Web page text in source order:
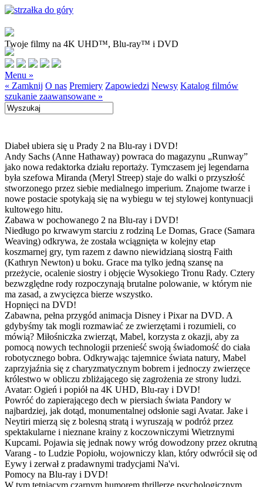
Twoje filmy na 4K UHD™, Blu-ray™ i DVD
Menu »
« Zamknij O nas Premiery Zapowiedzi Newsy Katalog filmów
szukanie zaawansowane »
Diabeł ubiera się u Prady 2 na Blu-ray i DVD!
Andy Sachs (Anne Hathaway) powraca do magazynu „Runway”
jako nowa redaktorka działu reportaży. Tymczasem jej legendarna
była szefowa Miranda (Meryl Streep) staje do walki o przyszłość
stworzonego przez siebie medialnego imperium. Znajome twarze i
nowe postacie spotykają się na wybiegu w tej stylowej kontynuacji
kultowego hitu.
Zabawa w pochowanego 2 na Blu-ray i DVD!
Niedługo po krwawym starciu z rodziną Le Domas, Grace (Samara
Weaving) odkrywa, że została wciągnięta w kolejny etap
koszmarnej gry, tym razem z dawno niewidzianą siostrą Faith
(Kathryn Newton) u boku. Grace ma tylko jedną szansę na
przeżycie, ocalenie siostry i objęcie Wysokiego Tronu Rady. Cztery
bezwzględne rody rozpoczynają brutalne polowanie, w którym nie
ma zasad, a zwycięzca bierze wszystko.
Hopnięci na DVD!
Zabawna, pełna przygód animacja Disney i Pixar na DVD. A
gdybyśmy tak mogli rozmawiać ze zwierzętami i rozumieli, co
mówią? Miłośniczka zwierząt, Mabel, korzysta z okazji, aby za
pomocą nowych technologii przenieść swoją świadomość do ciała
robotycznego bobra. Odkrywając tajemnice świata natury, Mabel
zaprzyjaźnia się z charyzmatycznym bobrem i jednoczy zwierzęce
królestwo w obliczu zbliżającego się zagrożenia ze strony ludzi.
Avatar: Ogień i popiół na 4K UHD, Blu-ray i DVD!
Powróć do zapierającego dech w piersiach świata Pandory w
najbardziej, jak dotąd, monumentalnej odsłonie sagi Avatar. Jake i
Neytiri mierzą się z bolesną stratą i wyruszają w podróż przez
spektakularne i nieznane krainy z koczowniczymi Wietrznymi
Kupcami. Pojawia się jednak nowy wróg dowodzony przez okrutną
Varang - to Ludzie Popiołu, wojowniczy klan, który odwrócił się od
Eywy i zerwał z pradawnymi tradycjami Na'vi.
Pomocy na Blu-ray i DVD!
W tym tętniącym czarnym humorem thrillerze psychologicznym